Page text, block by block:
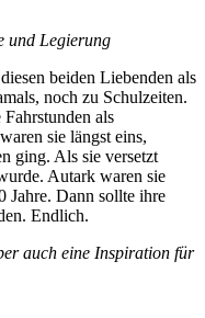
und Legierung
beiden Liebenden als
noch zu Schulzeiten.
als
sie längst eins,
ging. Als sie versetzt
Autark waren sie
Jahre. Dann sollte ihre
Endlich.
auch eine Inspiration für